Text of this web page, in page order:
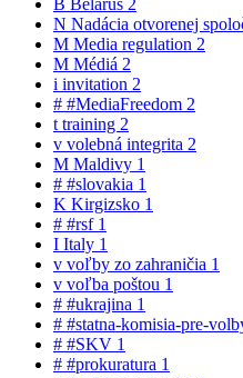
N Nadácia otvorenej
M Media regulation 2
M Médiá 2
i invitation 2
# #MediaFreedom 2
t training 2
v volebná integrita 2
M Maldivy 1
# #slovakia 1
K Kirgizsko 1
# #rsf 1
I Italy 1
v voľby zo zahraničia 1
v voľba poštou 1
# #ukrajina 1
# #statna-komisia-pre-
# #SKV 1
# #prokuratura 1